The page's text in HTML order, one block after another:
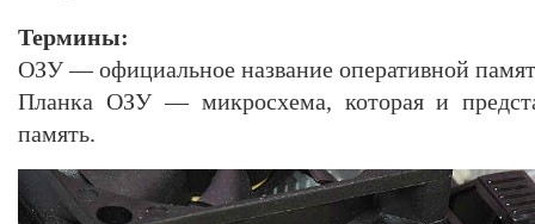
Термины:
ОЗУ — официальное название оперативной
Планка ОЗУ — микросхема, которая и
память.